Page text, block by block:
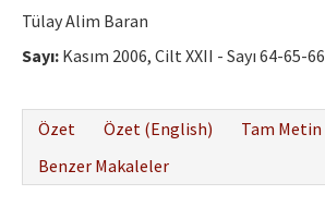
Tülay Alim Baran
Sayı: Kasım 2006, Cilt XXII - Sayı 64-65-66
Özet
Özet (English) Tam Metin
Benzer Makaleler